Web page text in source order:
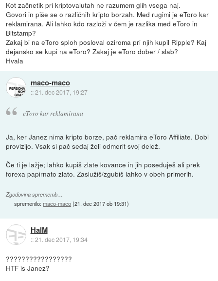
Kot začnetik pri kriptovalutah ne razumem glih vsega naj.
Govori in piše se o različnih kripto borzah. Med rugimi je eToro kar
reklamirana. Ali lahko kdo razloži v čem je razlika med eToro in
Bitstamp?
Zakaj bi na eToro sploh posloval oziroma pri njih kupil Ripple? Kaj
dejansko se kupi na eToro? Zakaj je eToro dober / slab?
Hvala
maco-maco
::21. dec 2017, 19:27
eToro kar reklamirana
Ja, ker Janez nima kripto borze, pač reklamira eToro Affiliate. Dobi
provizijo. Vsak si pač sedaj želi odmerit svoj delež.
Če ti je lažje; lahko kupiš zlate kovance in jih poseduješ ali prek
forexa papirnato zlato. Zaslužiš/zgubiš lahko v obeh primerih.
Zgodovina sprememb…
spremenilo:maco-maco(21. dec 2017 ob 19:31)
HalM
::21. dec 2017, 19:34
?????????????????
HTF is Janez?